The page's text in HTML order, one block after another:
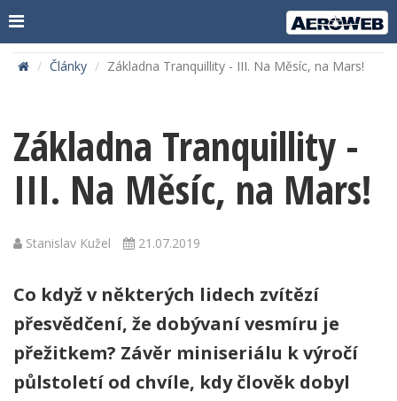
Články Základna Tranquillity - III. Na Měsíc, na Mars!
Základna Tranquillity -
III. Na Měsíc, na Mars!
Stanislav Kužel 21.07.2019
Co když v některých lidech zvítězí
přesvědčení, že dobývaní vesmíru je
přežitkem? Závěr miniseriálu k výročí
půlstoletí od chvíle, kdy člověk dobyl